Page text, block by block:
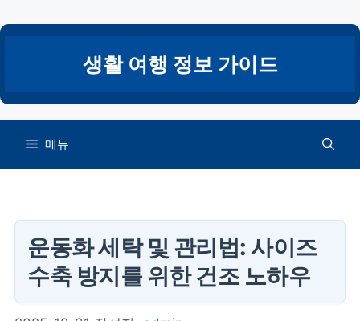
텐
건
너
생활 여행 정보 가이드
메뉴
운동화 세탁 및 관리법: 사이즈
수축 방지를 위한 건조 노하우